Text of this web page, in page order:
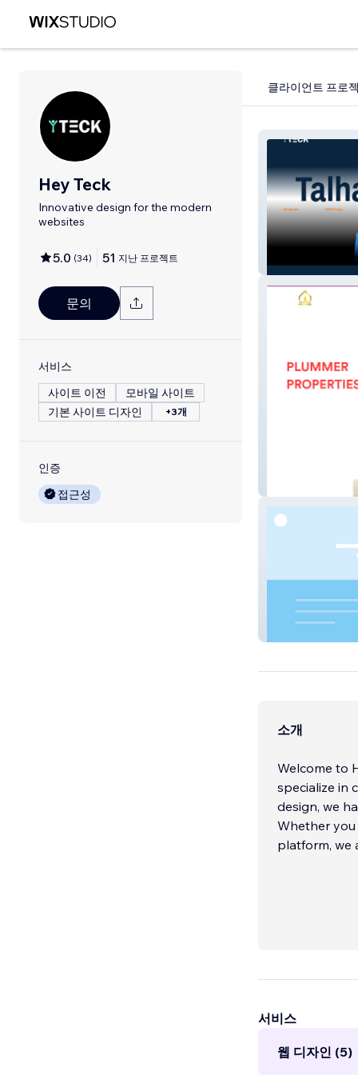
Hey Teck
Innovative design for the modern
websites
5.0 (34) 51 지난 프로젝트
문의
서비스
사이트 이전
모바일 사이트
기본 사이트 디자인
+3개
인증
접근성
클라이언트 프로
Hey Teck
Plummer
소개
Welcome to HeyTeck! We are a team of creative and experienced designers who
specialize in
design, we
Whether
platform, we
서비스
웹 디자인 (5)